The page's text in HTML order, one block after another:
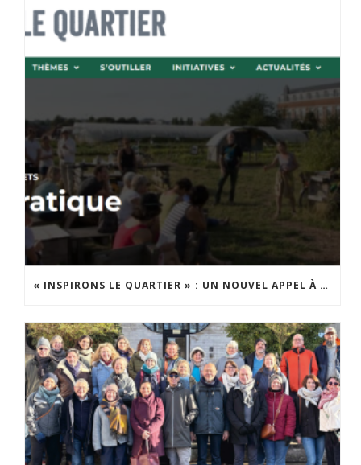
« INSPIRONS LE QUARTIER » : UN NOUVEL APPEL À PROJETS EST LANCÉ !